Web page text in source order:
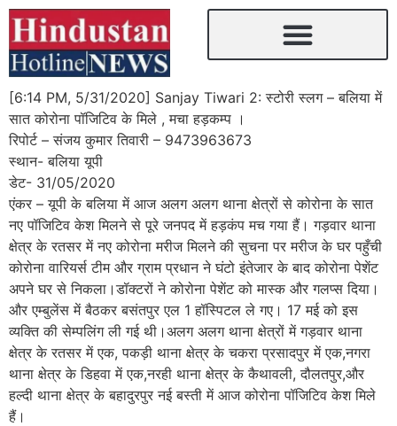
[6:14 PM, 5/31/2020] Sanjay Tiwari 2: स्टोरी स्लग – बलिया में
सात कोरोना पॉजिटिव के मिले , मचा हड़कम्प ।
रिपोर्ट – संजय कुमार तिवारी – 9473963673
स्थान- बलिया यूपी
डेट- 31/05/2020
एंकर – यूपी के बलिया में आज अलग अलग थाना क्षेत्रों से कोरोना के सात
नए पॉजिटिव केश मिलने से पूरे जनपद में हड़कंप मच गया हैं। गड़वार थाना
क्षेत्र के रतसर में नए कोरोना मरीज मिलने की सुचना पर मरीज के घर पहुँची
कोरोना वारियर्स टीम और ग्राम प्रधान ने घंटो इंतेजार के बाद कोरोना पेशेंट
अपने घर से निकला।डॉक्टरों ने कोरोना पेशेंट को मास्क और गलप्स दिया।
और एम्बुलेंस में बैठकर बसंतपुर एल 1 हॉस्पिटल ले गए। 17 मई को इस
व्यक्ति की सेम्पलिंग ली गई थी।अलग अलग थाना क्षेत्रों में गड़वार थाना
क्षेत्र के रतसर में एक, पकड़ी थाना क्षेत्र के चकरा प्रसादपुर में एक,नगरा
थाना क्षेत्र के डिहवा में एक,नरही थाना क्षेत्र के कैथावली, दौलतपुर,और
हल्दी थाना क्षेत्र के बहादुरपुर नई बस्ती में आज कोरोना पॉजिटिव केश मिले
हैं।